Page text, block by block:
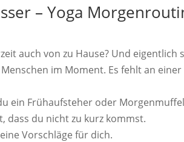
– Yoga
auch von zu Hause? Und eigentlich
im Moment. Es fehlt an
ein Frühaufsteher oder
dass du nicht zu kurz kommst.
Vorschläge für dich.